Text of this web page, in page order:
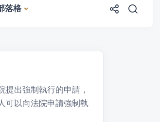
落格
出強制執行的申請，
可以向法院申請強制執